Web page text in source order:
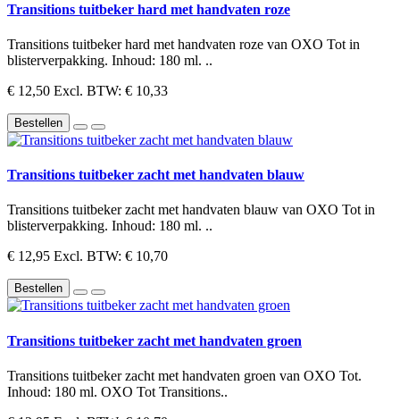
Transitions tuitbeker hard met handvaten roze
Transitions tuitbeker hard met handvaten roze van OXO Tot in
blisterverpakking. Inhoud: 180 ml. ..
€ 12,50 Excl. BTW: € 10,33
Bestellen
Transitions tuitbeker zacht met handvaten blauw
Transitions tuitbeker zacht met handvaten blauw van OXO Tot in
blisterverpakking. Inhoud: 180 ml. ..
€ 12,95 Excl. BTW: € 10,70
Bestellen
Transitions tuitbeker zacht met handvaten groen
Transitions tuitbeker zacht met handvaten groen van OXO Tot.
Inhoud: 180 ml. OXO Tot Transitions..